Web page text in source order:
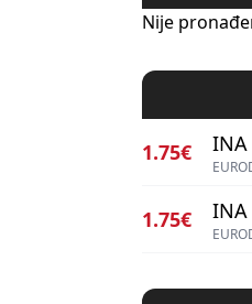
Nije
1.75€
1.75€